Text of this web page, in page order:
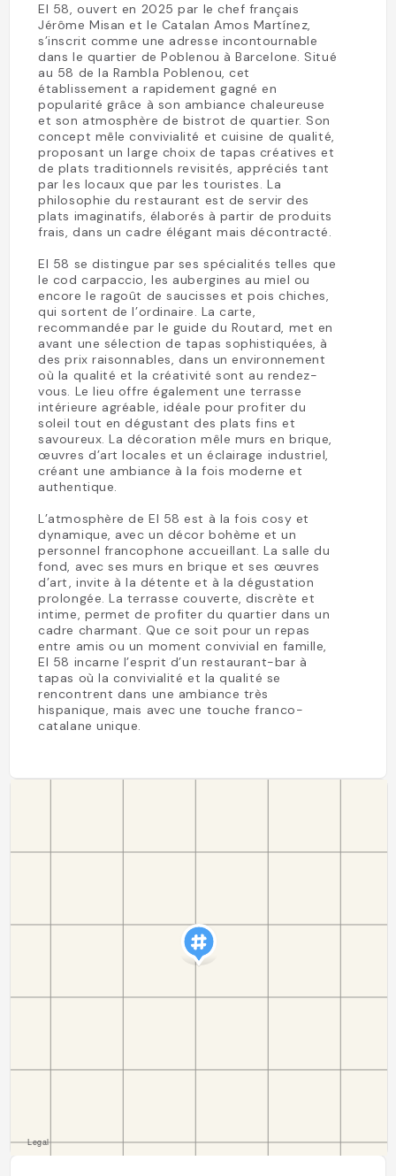
El 58, ouvert en 2025 par le chef français
Jérôme Misan et le Catalan Amos Martínez,
s’inscrit comme une adresse incontournable
dans le quartier de Poblenou à Barcelone. Situé
au 58 de la Rambla Poblenou, cet
établissement a rapidement gagné en
popularité grâce à son ambiance chaleureuse
et son atmosphère de bistrot de quartier. Son
concept mêle convivialité et cuisine de qualité,
proposant un large choix de tapas créatives et
de plats traditionnels revisités, appréciés tant
par les locaux que par les touristes. La
philosophie du restaurant est de servir des
plats imaginatifs, élaborés à partir de produits
frais, dans un cadre élégant mais décontracté.
El 58 se distingue par ses spécialités telles que
le cod carpaccio, les aubergines au miel ou
encore le ragoût de saucisses et pois chiches,
qui sortent de l’ordinaire. La carte,
recommandée par le guide du Routard, met en
avant une sélection de tapas sophistiquées, à
des prix raisonnables, dans un environnement
où la qualité et la créativité sont au rendez-
vous. Le lieu offre également une terrasse
intérieure agréable, idéale pour profiter du
soleil tout en dégustant des plats fins et
savoureux. La décoration mêle murs en brique,
œuvres d’art locales et un éclairage industriel,
créant une ambiance à la fois moderne et
authentique.
L’atmosphère de El 58 est à la fois cosy et
dynamique, avec un décor bohème et un
personnel francophone accueillant. La salle du
fond, avec ses murs en brique et ses œuvres
d’art, invite à la détente et à la dégustation
prolongée. La terrasse couverte, discrète et
intime, permet de profiter du quartier dans un
cadre charmant. Que ce soit pour un repas
entre amis ou un moment convivial en famille,
El 58 incarne l’esprit d’un restaurant-bar à
tapas où la convivialité et la qualité se
rencontrent dans une ambiance très
hispanique, mais avec une touche franco-
catalane unique.